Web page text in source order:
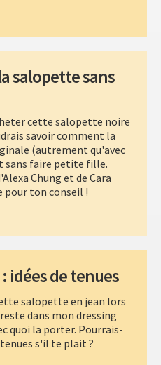
salopette sans
cette salopette noire
savoir comment la
(autrement qu'avec
sans faire petite fille.
Chung et de Cara
pour ton conseil !
idées de tenues
salopette en jean lors
dans mon dressing
quoi la porter. Pourrais-
s'il te plait ?